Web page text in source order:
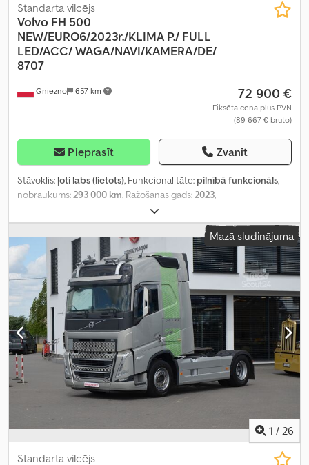
Gniezno 657 km
Standarta vilcējs
Volvo FH 500
NEW/EURO6/2023r./KLIMA P./ FULL
LED/ACC/ WAGA/NAVI/KAMERA/DE/
8707
72 900 €
Fiksēta cena plus PVN
(89 667 € bruto)
Pieprasīt Zvanīt
Stāvoklis: ļoti labs (lietots), Funkcionalitāte: pilnībā funkcionāls,
nobraukums:293 000 km, Ražošanas gads:2023,
Mazā sludinājuma
1 / 26
Standarta vilcējs